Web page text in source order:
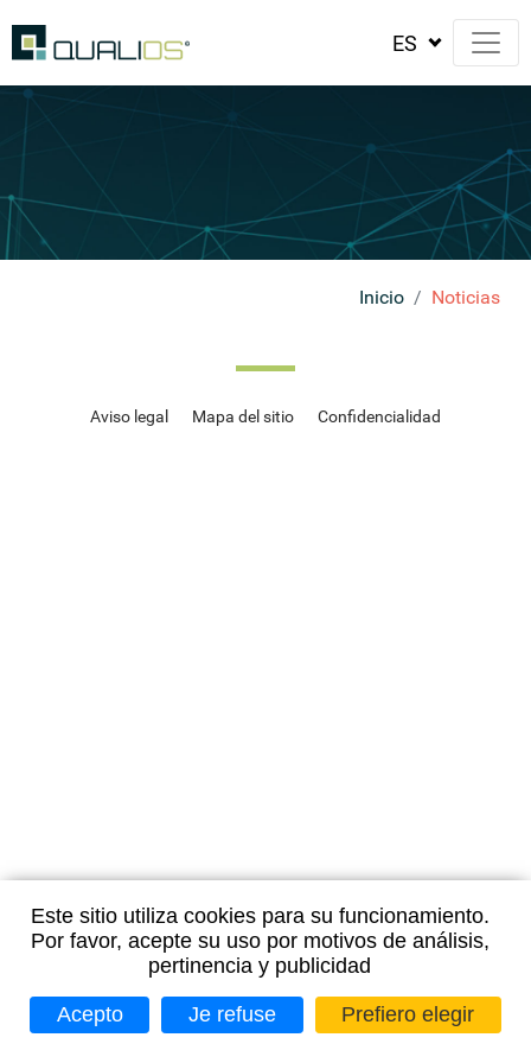
Inicio Noticias
Aviso legal Mapa del sitio Confidencialidad
Este sitio utiliza cookies para su funcionamiento.
Por favor, acepte su uso por motivos de análisis,
pertinencia y publicidad
Acepto Je refuse Prefiero elegir